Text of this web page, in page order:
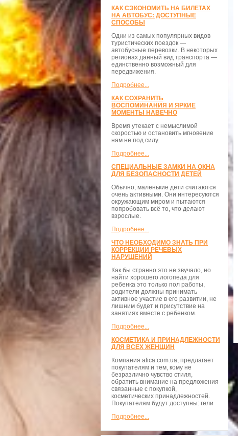
КАК СЭКОНОМИТЬ НА БИЛЕТАХ
НА АВТОБУС: ДОСТУПНЫЕ
СПОСОБЫ
Одни из самых популярных видов
туристических поездок —
автобусные перевозки. В некоторых
регионах данный вид транспорта —
единственно возможный для
передвижения.
Подробнее...
КАК СОХРАНИТЬ
ВОСПОМИНАНИЯ И ЯРКИЕ
МОМЕНТЫ НАВЕЧНО
Время утекает с немыслимой
скоростью и остановить мгновение
нам не под силу.
Подробнее...
СПЕЦИАЛЬНЫЕ ЗАМКИ НА ОКНА
ДЛЯ БЕЗОПАСНОСТИ ДЕТЕЙ
Обычно, маленькие дети считаются
очень активными. Они интересуются
окружающим миром и пытаются
попробовать всё то, что делают
взрослые.
Подробнее...
ЧТО НЕОБХОДИМО ЗНАТЬ ПРИ
КОРРЕКЦИИ РЕЧЕВЫХ
НАРУШЕНИЙ
Как бы странно это не звучало, но
найти хорошего логопеда для
ребенка это только пол работы,
родители должны принимать
активное участие в его развитии, не
лишним будет и присутствие на
занятиях вместе с ребенком.
Подробнее...
КОСМЕТИКА И ПРИНАДЛЕЖНОСТИ
ДЛЯ ВСЕХ ЖЕНЩИН
Компания atica.com.ua, предлагает
покупателям и тем, кому не
безразлично чувство стиля,
обратить внимание на предложения
связанные с покупкой,
косметических принадлежностей.
Покупателям будут доступны: гели
Подробнее...